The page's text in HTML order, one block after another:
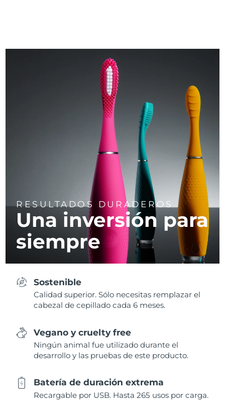
RESULTADOS DURADEROS
Una inversión para
siempre
Sostenible
Calidad superior. Sólo necesitas remplazar el
cabezal de cepillado cada 6 meses.
Vegano y cruelty free
Ningún animal fue utilizado durante el
desarrollo y las pruebas de este producto.
Batería de duración extrema
Recargable por USB. Hasta 265 usos por carga.